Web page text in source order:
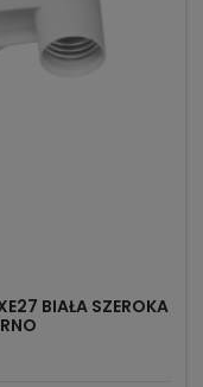
BIAŁA SZEROKA